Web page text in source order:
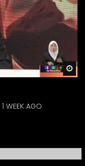
1 WEEK AGO